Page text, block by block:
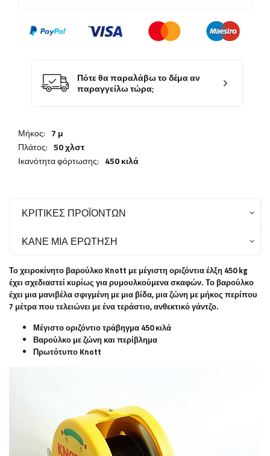
Πότε θα παραλάβω το δέμα αν
παραγγείλω τώρα;
Μήκος: 7 μ
Πλάτος: 50 χλστ
Ικανότητα φόρτωσης: 450 κιλά
ΚΡΙΤΙΚΈΣ ΠΡΟΪΌΝΤΩΝ
ΚΆΝΕ ΜΙΑ ΕΡΏΤΗΣΗ
Το χειροκίνητο βαρούλκο Knott με μέγιστη οριζόντια έλξη 450 kg
έχει σχεδιαστεί κυρίως για ρυμουλκούμενα σκαφών. Το βαρούλκο
έχει μια μανιβέλα σφιγμένη με μια βίδα, μια ζώνη με μήκος περίπου
7 μέτρα που τελειώνει με ένα τεράστιο, ανθεκτικό γάντζο.
Μέγιστο οριζόντιο τράβηγμα 450 κιλά
Βαρούλκο με ζώνη και περίβλημα
Πρωτότυπο Knott